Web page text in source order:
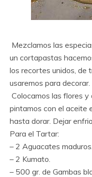
Mezclamos las
un cortapastas
los recortes unidos, de
usaremos para decorar.
Colocamos las flores y
pintamos con el aceite
hasta dorar. Dejar
Para el Tartar:
– 2 Aguacates maduros.
– 2 Kumato.
– 500 gr. de Gambas